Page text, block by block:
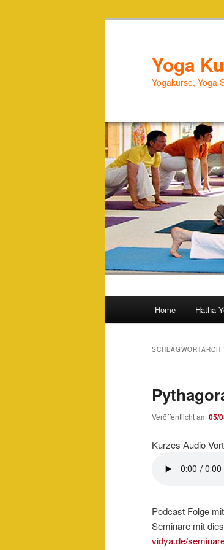
Yoga
Yogakurse, Yoga
Home Hatha
Veröffentlicht am 05/
Kurzes Audio
Podcast Folge
Seminare mit
vidya.de/